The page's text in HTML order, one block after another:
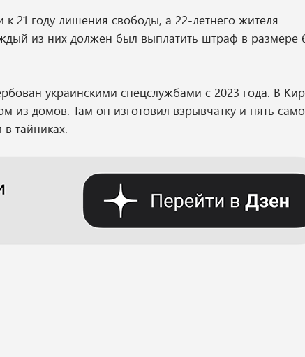
21 году лишения свободы, а 22-летнего жителя
из них должен был выплатить штраф в размере
украинскими спецслужбами с 2023 года. В
из домов. Там он изготовил взрывчатку и пять
тайниках.